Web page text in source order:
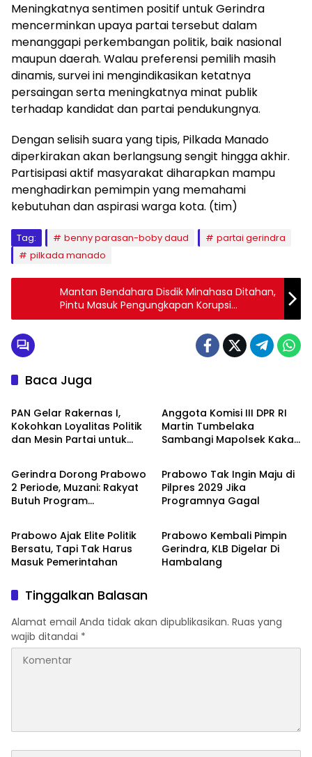
Meningkatnya sentimen positif untuk Gerindra
mencerminkan upaya partai tersebut dalam
menanggapi perkembangan politik, baik nasional
maupun daerah. Walau preferensi pemilih masih
dinamis, survei ini mengindikasikan ketatnya
persaingan serta meningkatnya minat publik
terhadap kandidat dan partai pendukungnya.
Dengan selisih suara yang tipis, Pilkada Manado
diperkirakan akan berlangsung sengit hingga akhir.
Partisipasi aktif masyarakat diharapkan mampu
menghadirkan pemimpin yang memahami
kebutuhan dan aspirasi warga kota. (tim)
Tag: benny parasan-boby daud
partai gerindra
pilkada manado
Mantan Bendahara Disdik Minahasa Ditahan,
Pintu Masuk Pengungkapan Korupsi
Tunjangan Guru dan Gaji THL Terbuka Lebar
Baca Juga
Politik & Pemerintahan
PAN Gelar Rakernas I,
Kokohkan Loyalitas Politik
dan Mesin Partai untuk
Anggota Komisi III DPR RI
Martin Tumbelaka
Sambangi Mapolsek Kakas
Berita Utama
Gerindra Dorong Prabowo
2 Periode, Muzani: Rakyat
Butuh Program
Politik & Pemerintahan
Prabowo Tak Ingin Maju di
Pilpres 2029 Jika
Programnya Gagal
Nasional
Prabowo Ajak Elite Politik
Bersatu, Tapi Tak Harus
Masuk Pemerintahan
Politik & Pemerintahan
Prabowo Kembali Pimpin
Gerindra, KLB Digelar Di
Hambalang
Tinggalkan Balasan
Alamat email Anda tidak akan dipublikasikan. Ruas yang
wajib ditandai *